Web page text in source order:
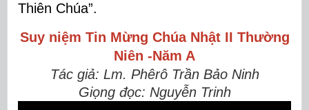
Thiên Chúa”.
Suy niệm Tin Mừng Chúa Nhật II Thường
Niên -Năm A
Tác giả: Lm. Phêrô Trần Bảo Ninh
Giọng đọc: Nguyễn Trinh